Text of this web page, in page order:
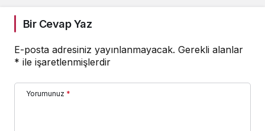
Bir Cevap Yaz
E-posta adresiniz yayınlanmayacak. Gerekli alanlar
* ile işaretlenmişlerdir
Yorumunuz *